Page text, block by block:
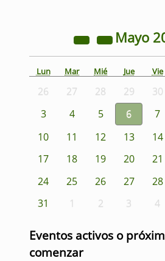
Mayo
Lun Mar Mié Jue Vie
26 27 28 29 30
3
4 5 6 7
10
11 12 13 14
17
18 19 20 21
24
25 26 27 28
31
1 2 3 4
Eventos activos o
comenzar